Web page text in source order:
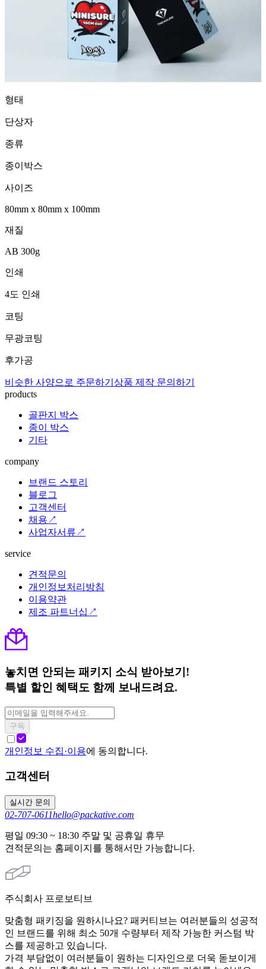
형태
단상자
종류
종이박스
사이즈
80mm x 80mm x 100mm
재질
AB 300g
인쇄
4도 인쇄
코팅
무광코팅
후가공
비슷한 사양으로 주문하기 상품 제작 문의하기
products
골판지 박스
종이 박스
기타
company
브랜드 스토리
블로그
고객센터
채용↗
사업자서류↗
service
견적문의
개인정보처리방침
이용약관
제조 파트너십↗
놓치면 안되는 패키지 소식 받아보기!
특별 할인 혜택도 함께 보내드려요.
구독
개인정보 수집·이용에 동의합니다.
고객센터
실시간 문의
02-707-0611hello@packative.com
평일 09:30 ~ 18:30 주말 및 공휴일 휴무
견적문의는 홈페이지를 통해서만 가능합니다.
주식회사 프로보티브
맞춤형 패키징을 원하시나요? 패커티브는 여러분들의 성공적
인 브랜드를 위해 최소 50개 수량부터 제작 가능한 커스텀 박
스를 제공하고 있습니다.
가격 부담없이 여러분들이 원하는 디자인으로 더욱 돋보이게